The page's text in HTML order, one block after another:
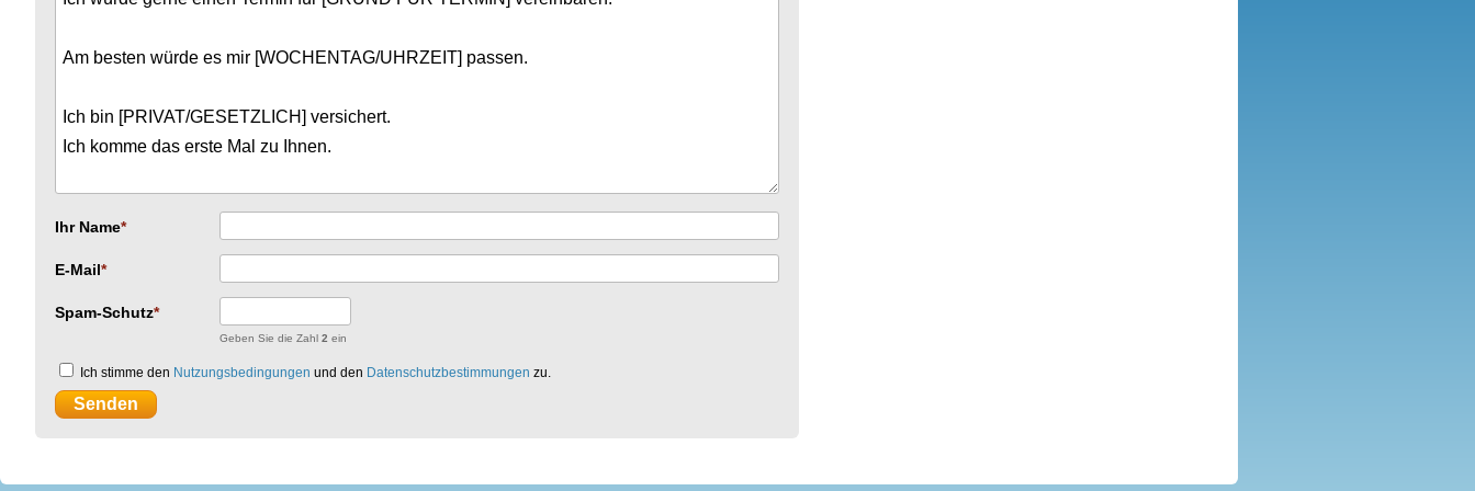
Ihr Name
E-Mail
Spam-Schutz
Geben Sie die Zahl 2 ein
Ich stimme den Nutzungsbedingungen und den Datenschutzbestimmungen zu.